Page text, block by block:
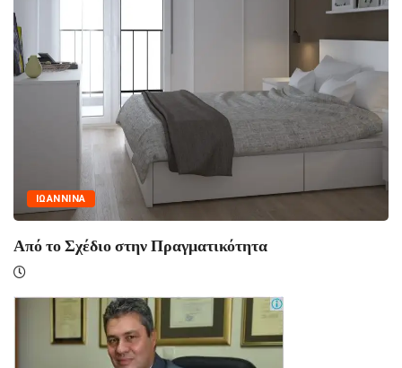
ΙΩΑΝΝΙΝΑ
Από το Σχέδιο στην Πραγματικότητα